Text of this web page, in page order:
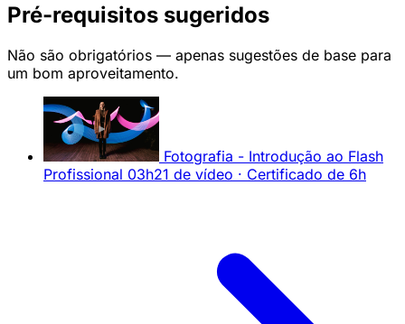
Pré-requisitos sugeridos
Não são obrigatórios — apenas sugestões de base para
um bom aproveitamento.
Fotografia - Introdução ao Flash
Profissional 03h21 de vídeo · Certificado de 6h